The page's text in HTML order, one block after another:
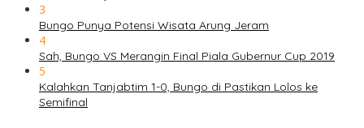
3
Bungo Punya Potensi Wisata Arung Jeram
4
Sah, Bungo VS Merangin Final Piala Gubernur Cup 2019
5
Kalahkan Tanjabtim 1-0, Bungo di Pastikan Lolos ke
Semifinal